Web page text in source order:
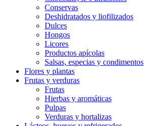
Conservas
Deshidratados y liofilizados
Dulces
Hongos
Licores
Productos apícolas
Salsas, especias y condimentos
Flores y plantas
Frutas y verduras
Frutas
Hierbas y aromáticas
Pulpas
Verduras y hortalizas